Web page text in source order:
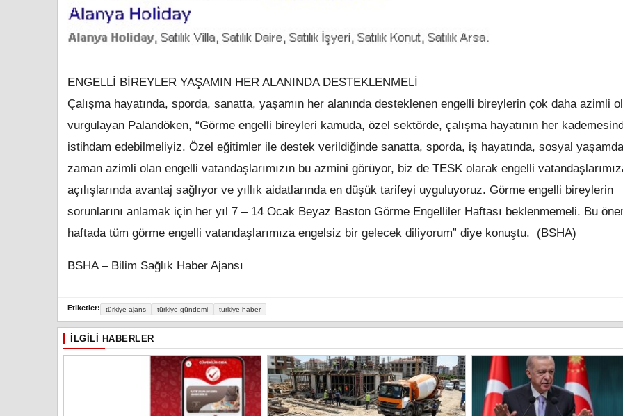
ENGELLİ BİREYLER YAŞAMIN HER ALANINDA DESTEKLENMELİ
Çalışma hayatında, sporda, sanatta, yaşamın her alanında desteklenen engelli bireylerin çok daha azimli
vurgulayan Palandöken, “Görme engelli bireyleri kamuda, özel sektörde, çalışma hayatının her
istihdam edebilmeliyiz. Özel eğitimler ile destek verildiğinde sanatta, sporda, iş hayatında, sosyal
zaman azimli olan engelli vatandaşlarımızın bu azmini görüyor, biz de TESK olarak engelli
açılışlarında avantaj sağlıyor ve yıllık aidatlarında en düşük tarifeyi uyguluyoruz. Görme engelli bireylerin
sorunlarını anlamak için her yıl 7 – 14 Ocak Beyaz Baston Görme Engelliler Haftası beklenmemeli. Bu
haftada tüm görme engelli vatandaşlarımıza engelsiz bir gelecek diliyorum” diye konuştu. (BSHA)
BSHA – Bilim Sağlık Haber Ajansı
Etiketler: türkiye ajans türkiye gündemi turkiye haber
İLGILI HABERLER